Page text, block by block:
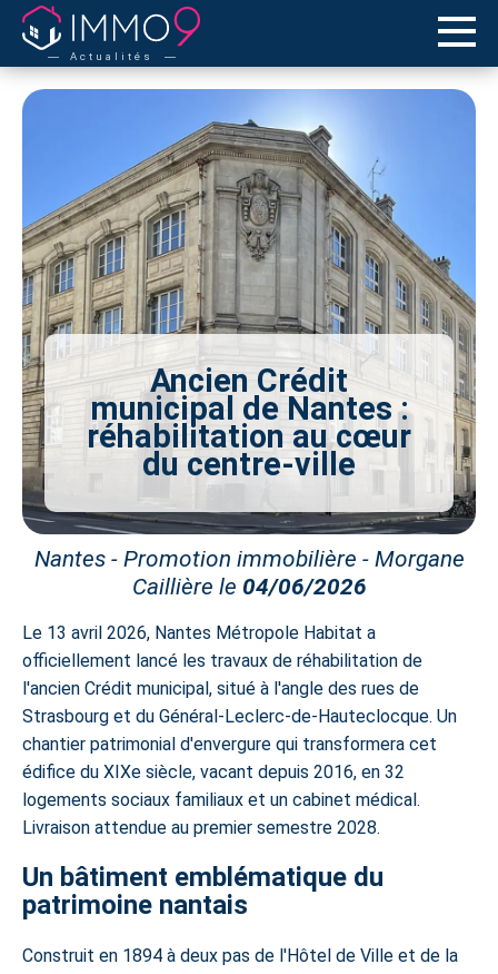
Actualités
Ancien Crédit
municipal de Nantes :
réhabilitation au cœur
du centre-ville
Nantes - Promotion immobilière - Morgane
Caillière le 04/06/2026
Le 13 avril 2026, Nantes Métropole Habitat a
officiellement lancé les travaux de réhabilitation de
l'ancien Crédit municipal, situé à l'angle des rues de
Strasbourg et du Général-Leclerc-de-Hauteclocque. Un
chantier patrimonial d'envergure qui transformera cet
édifice du XIXe siècle, vacant depuis 2016, en 32
logements sociaux familiaux et un cabinet médical.
Livraison attendue au premier semestre 2028.
Un bâtiment emblématique du
patrimoine nantais
Construit en 1894 à deux pas de l'Hôtel de Ville et de la